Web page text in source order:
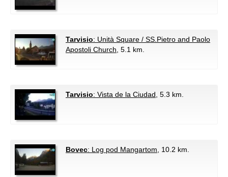
Tarvisio: Unità Square / SS.Pietro and Paolo
Apostoli Church , 5.1 km.
Tarvisio: Vista de la Ciudad , 5.3 km.
Bovec: Log pod Mangartom , 10.2 km.